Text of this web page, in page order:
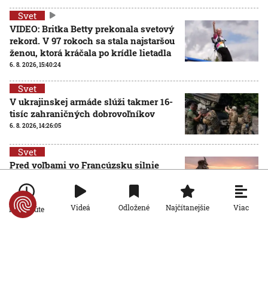
Svet
VIDEO: Britka Betty prekonala svetový
rekord. V 97 rokoch sa stala najstaršou
ženou, ktorá kráčala po krídle lietadla
6. 8. 2026, 15:40:24
Svet
V ukrajinskej armáde slúži takmer 16-
tisíc zahraničných dobrovoľníkov
6. 8. 2026, 14:26:05
Svet
Pred voľbami vo Francúzsku silnie
sú viacerí politici
6. 8. 2026, 14:21:27
Po minúte Videá Odložené Najčítanejšie Viac